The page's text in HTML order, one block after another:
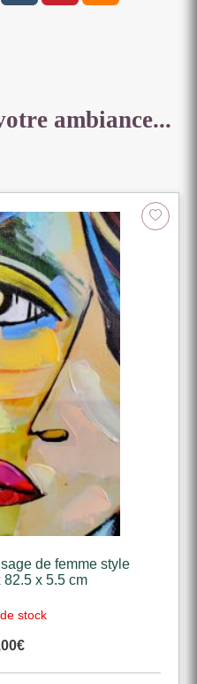
ambiance...
de femme style
x 5.5 cm
stock
€